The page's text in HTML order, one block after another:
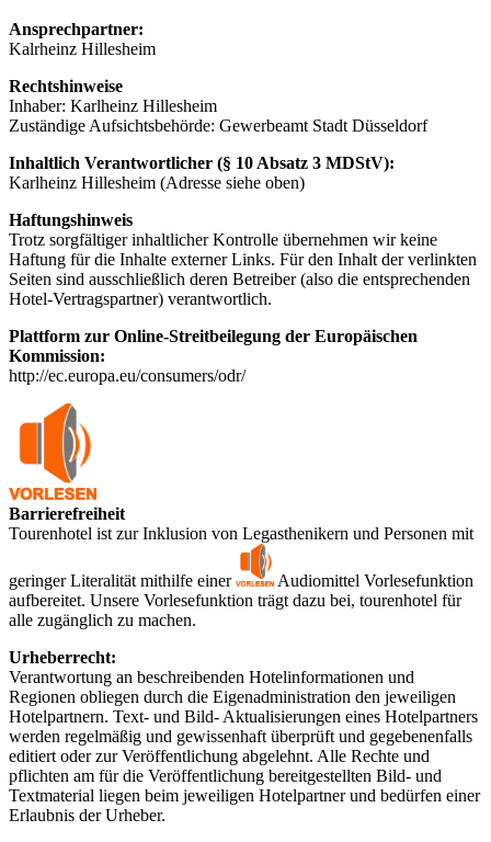
Ansprechpartner:
Kalrheinz Hillesheim
Rechtshinweise
Inhaber: Karlheinz Hillesheim
Zuständige Aufsichtsbehörde: Gewerbeamt Stadt Düsseldorf
Inhaltlich Verantwortlicher (§ 10 Absatz 3 MDStV):
Karlheinz Hillesheim (Adresse siehe oben)
Haftungshinweis
Trotz sorgfältiger inhaltlicher Kontrolle übernehmen wir keine
Haftung für die Inhalte externer Links. Für den Inhalt der verlinkten
Seiten sind ausschließlich deren Betreiber (also die entsprechenden
Hotel-Vertragspartner) verantwortlich.
Plattform zur Online-Streitbeilegung der Europäischen
Kommission:
http://ec.europa.eu/consumers/odr/
Barrierefreiheit
Tourenhotel ist zur Inklusion von Legasthenikern und Personen mit
geringer Literalität mithilfe einer
Audiomittel Vorlesefunktion
aufbereitet. Unsere Vorlesefunktion trägt dazu bei, tourenhotel für
alle zugänglich zu machen.
Urheberrecht:
Verantwortung an beschreibenden Hotelinformationen und
Regionen obliegen durch die Eigenadministration den jeweiligen
Hotelpartnern. Text- und Bild- Aktualisierungen eines Hotelpartners
werden regelmäßig und gewissenhaft überprüft und gegebenenfalls
editiert oder zur Veröffentlichung abgelehnt. Alle Rechte und
pflichten am für die Veröffentlichung bereitgestellten Bild- und
Textmaterial liegen beim jeweiligen Hotelpartner und bedürfen einer
Erlaubnis der Urheber.